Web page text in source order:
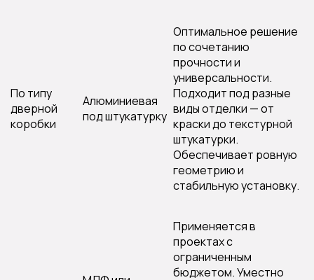
По типу
дверной
коробки
Алюминиевая
под штукатурку
Оптимальное решение
по сочетанию
прочности и
универсальности.
Подходит под разные
виды отделки — от
краски до текстурной
штукатурки.
Обеспечивает ровную
геометрию и
стабильную установку.
Применяется в
проектах с
ограниченным
бюджетом. Уместно